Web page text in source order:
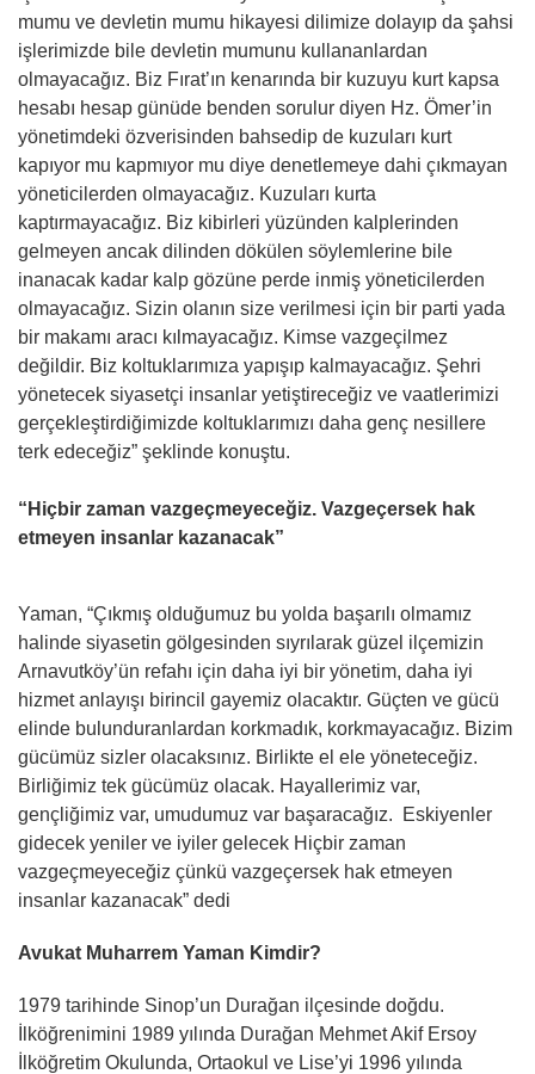
mumu ve devletin mumu hikayesi dilimize dolayıp da şahsi
işlerimizde bile devletin mumunu kullananlardan
olmayacağız. Biz Fırat’ın kenarında bir kuzuyu kurt kapsa
hesabı hesap günüde benden sorulur diyen Hz. Ömer’in
yönetimdeki özverisinden bahsedip de kuzuları kurt
kapıyor mu kapmıyor mu diye denetlemeye dahi çıkmayan
yöneticilerden olmayacağız. Kuzuları kurta
kaptırmayacağız. Biz kibirleri yüzünden kalplerinden
gelmeyen ancak dilinden dökülen söylemlerine bile
inanacak kadar kalp gözüne perde inmiş yöneticilerden
olmayacağız. Sizin olanın size verilmesi için bir parti yada
bir makamı aracı kılmayacağız. Kimse vazgeçilmez
değildir. Biz koltuklarımıza yapışıp kalmayacağız. Şehri
yönetecek siyasetçi insanlar yetiştireceğiz ve vaatlerimizi
gerçekleştirdiğimizde koltuklarımızı daha genç nesillere
terk edeceğiz” şeklinde konuştu.
“Hiçbir zaman vazgeçmeyeceğiz. Vazgeçersek hak
etmeyen insanlar kazanacak”
Yaman, “Çıkmış olduğumuz bu yolda başarılı olmamız
halinde siyasetin gölgesinden sıyrılarak güzel ilçemizin
Arnavutköy’ün refahı için daha iyi bir yönetim, daha iyi
hizmet anlayışı birincil gayemiz olacaktır. Güçten ve gücü
elinde bulunduranlardan korkmadık, korkmayacağız. Bizim
gücümüz sizler olacaksınız. Birlikte el ele yöneteceğiz.
Birliğimiz tek gücümüz olacak. Hayallerimiz var,
gençliğimiz var, umudumuz var başaracağız. Eskiyenler
gidecek yeniler ve iyiler gelecek Hiçbir zaman
vazgeçmeyeceğiz çünkü vazgeçersek hak etmeyen
insanlar kazanacak” dedi
Avukat Muharrem Yaman Kimdir?
1979 tarihinde Sinop’un Durağan ilçesinde doğdu.
İlköğrenimini 1989 yılında Durağan Mehmet Akif Ersoy
İlköğretim Okulunda, Ortaokul ve Lise’yi 1996 yılında